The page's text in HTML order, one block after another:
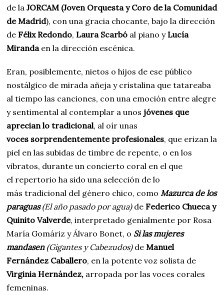
de laJORCAM (Joven Orquesta y Coro de la Comunidad
de Madrid), con una gracia chocante, bajo la dirección
de Félix Redondo, Laura Scarbó al piano y Lucía
Mirandaen la dirección escénica.
Eran, posiblemente, nietos o hijos de ese público
nostálgico de mirada añeja y cristalina que tatareaba
al tiempo las canciones, con una emoción entre alegre
y sentimental al contemplar a unos jóvenes que
aprecian lo tradicional, al oír unas
voces sorprendentemente profesionales, que erizan la
piel en las subidas de timbre de repente, o en los
vibratos, durante un concierto coral en el que
el repertorio ha sido una selección de lo
más tradicional del género chico, como Mazurca de los
paraguas (El año pasado por agua)de Federico Chueca y
Quinito Valverde, interpretado genialmente por Rosa
María Gomáriz y Álvaro Bonet, o Si las mujeres
mandasen(Gigantes y Cabezudos) de Manuel
Fernández Caballero, en la potente voz solista de
Virginia Hernández, arropada por las voces corales
femeninas.